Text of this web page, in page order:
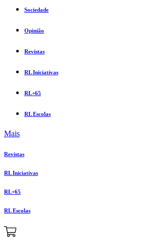
Sociedade
Opinião
Revistas
RL Iniciativas
RL+65
RL Escolas
Mais
Revistas
RL Iniciativas
RL+65
RL Escolas